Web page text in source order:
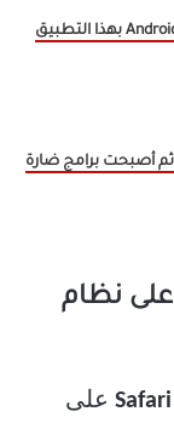
حررت 10 جيجابايت من هاتفي Android بهذا التطبيق
تحويل Google Forms إلى PDF على نظام
Safari على